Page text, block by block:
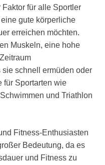
für alle Sportler
gute körperliche
erreichen möchten.
Muskeln, eine hohe
schnell ermüden oder
für Sportarten wie
und Triathlon
Fitness-Enthusiasten
Bedeutung, da es
und Fitness zu